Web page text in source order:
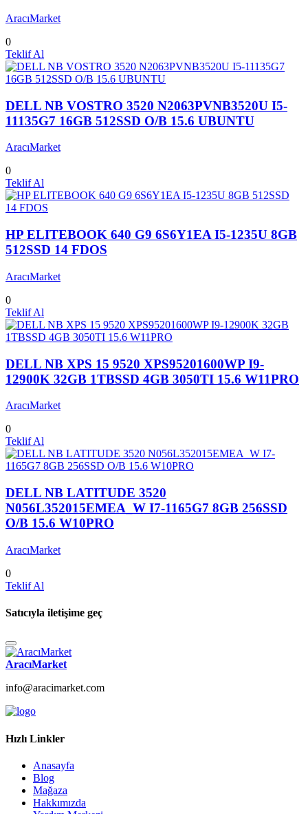
AracıMarket
0
Teklif Al
DELL NB VOSTRO 3520 N2063PVNB3520U I5-
11135G7 16GB 512SSD O/B 15.6 UBUNTU
AracıMarket
0
Teklif Al
HP ELITEBOOK 640 G9 6S6Y1EA I5-1235U 8GB
512SSD 14 FDOS
AracıMarket
0
Teklif Al
DELL NB XPS 15 9520 XPS95201600WP I9-
12900K 32GB 1TBSSD 4GB 3050TI 15.6 W11PRO
AracıMarket
0
Teklif Al
DELL NB LATITUDE 3520
N056L352015EMEA_W I7-1165G7 8GB 256SSD
O/B 15.6 W10PRO
AracıMarket
0
Teklif Al
Satıcıyla iletişime geç
AracıMarket
info@aracimarket.com
Hızlı Linkler
Anasayfa
Blog
Mağaza
Hakkımızda